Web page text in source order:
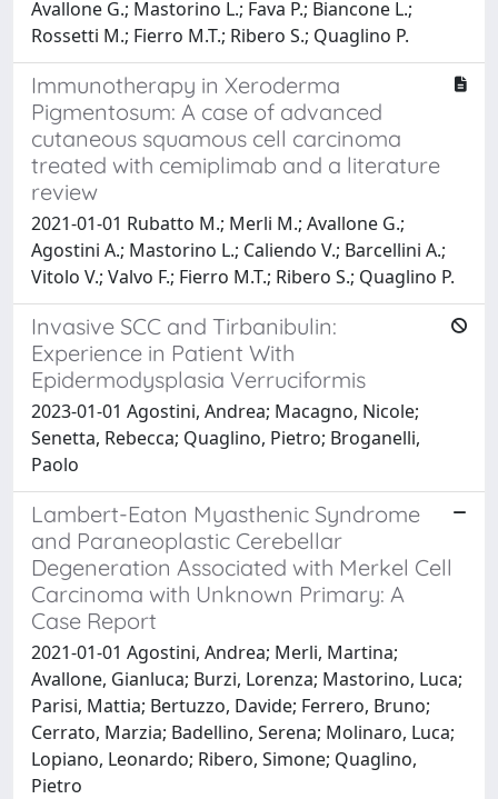
Avallone G.; Mastorino L.; Fava P.; Biancone L.;
Rossetti M.; Fierro M.T.; Ribero S.; Quaglino P.
Immunotherapy in Xeroderma
Pigmentosum: A case of advanced
cutaneous squamous cell carcinoma
treated with cemiplimab and a literature
review
2021-01-01 Rubatto M.; Merli M.; Avallone G.;
Agostini A.; Mastorino L.; Caliendo V.; Barcellini A.;
Vitolo V.; Valvo F.; Fierro M.T.; Ribero S.; Quaglino P.
Invasive SCC and Tirbanibulin:
Experience in Patient With
Epidermodysplasia Verruciformis
2023-01-01 Agostini, Andrea; Macagno, Nicole;
Senetta, Rebecca; Quaglino, Pietro; Broganelli,
Paolo
Lambert-Eaton Myasthenic Syndrome
and Paraneoplastic Cerebellar
Degeneration Associated with Merkel Cell
Carcinoma with Unknown Primary: A
Case Report
2021-01-01 Agostini, Andrea; Merli, Martina;
Avallone, Gianluca; Burzi, Lorenza; Mastorino, Luca;
Parisi, Mattia; Bertuzzo, Davide; Ferrero, Bruno;
Cerrato, Marzia; Badellino, Serena; Molinaro, Luca;
Lopiano, Leonardo; Ribero, Simone; Quaglino,
Pietro